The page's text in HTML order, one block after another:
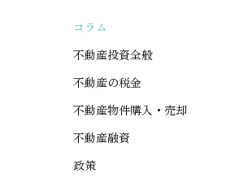
コラム
不動産投資全般
不動産の税金
不動産物件購入・売却
不動産融資
政策